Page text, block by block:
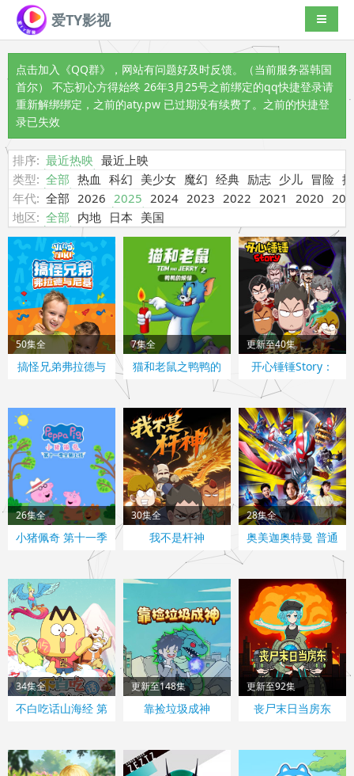
爱TY影视 导航切
点击加入《QQ群》
，网站有问题好及时反馈。（当前服务器韩国
首尔） 不忘初心方得始终 26年3月25号之前绑定的qq快捷登录请
重新解绑绑定，之前的aty.pw 已过期没有续费了。之前的快捷登
录已失效
排序: 最近热映 最近上映
类型: 全部 热血 科幻 美少女 魔幻 经典 励志 少儿 冒险
年代: 全部 2026 2025 2024 2023 2022 2021 2020
地区: 全部 内地 日本 美国
50集全
搞怪兄弟弗拉德与
7集全
猫和老鼠之鸭鸭的
更新至40集
开心锤锤Story：
我不是杆神 第2季
26集全
小猪佩奇 第十一季
30集全
我不是杆神
28集全
奥美迦奥特曼 普通
34集全
不白吃话山海经 第
更新至148集
靠捡垃圾成神
更新至92集
丧尸末日当房东